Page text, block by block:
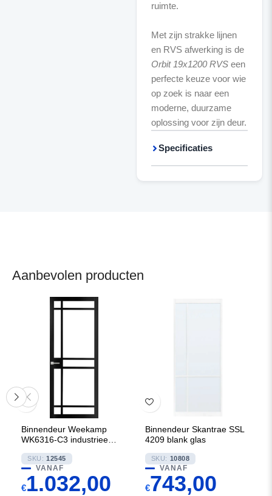
ruimte.
Met zijn strakke lijnen
en RVS afwerking is de
Orbit 19x1200 RVSeen
perfecte keuze voor wie
op zoek is naar een
moderne, duurzame
oplossing voor zijn deur.
Specificaties
Aanbevolen producten
Binnendeur Weekamp
WK6316-C3 industrieel 80
SKU: 12545
VANAF
€1.032,00
Binnendeur Skantrae SSL
4209 blank glas
SKU: 10808
VANAF
€743,00